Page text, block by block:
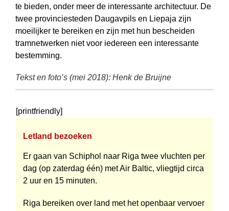
te bieden, onder meer de interessante architectuur. De
twee provinciesteden Daugavpils en Liepaja zijn
moeilijker te bereiken en zijn met hun bescheiden
tramnetwerken niet voor iedereen een interessante
bestem­ming.
Tekst en foto’s (mei 2018): Henk de Bruijne
[printfriendly]
Letland bezoeken
Er gaan van Schiphol naar Riga twee vluchten per
dag (op zaterdag één) met Air Baltic, vliegtijd circa
2 uur en 15 minuten.
Riga bereiken over land met het openbaar vervoer